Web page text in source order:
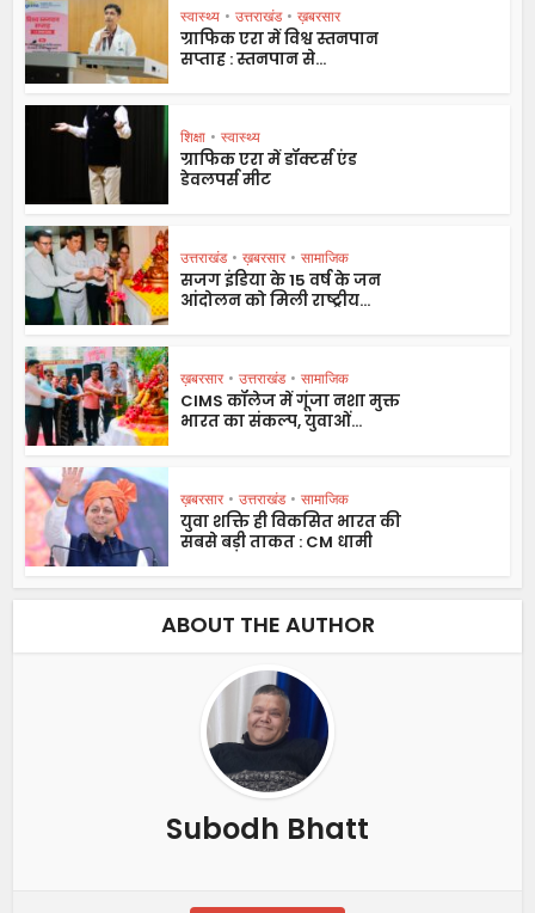
स्वास्थ्य • उत्तराखंड • ख़बरसार
ग्राफिक एरा में विश्व स्तनपान
सप्ताह : स्तनपान से...
शिक्षा • स्वास्थ्य
ग्राफिक एरा में डॉक्टर्स एंड
डेवलपर्स मीट
उत्तराखंड • ख़बरसार • सामाजिक
सजग इंडिया के 15 वर्ष के जन
आंदोलन को मिली राष्ट्रीय...
ख़बरसार • उत्तराखंड • सामाजिक
CIMS कॉलेज में गूंजा नशा मुक्त
भारत का संकल्प, युवाओं...
ख़बरसार • उत्तराखंड • सामाजिक
युवा शक्ति ही विकसित भारत की
सबसे बड़ी ताकत : CM धामी
ABOUT THE AUTHOR
Subodh Bhatt